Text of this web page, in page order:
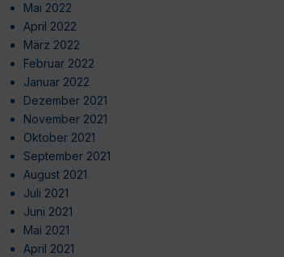
Mai 2022
April 2022
März 2022
Februar 2022
Januar 2022
Dezember 2021
November 2021
Oktober 2021
September 2021
August 2021
Juli 2021
Juni 2021
Mai 2021
April 2021